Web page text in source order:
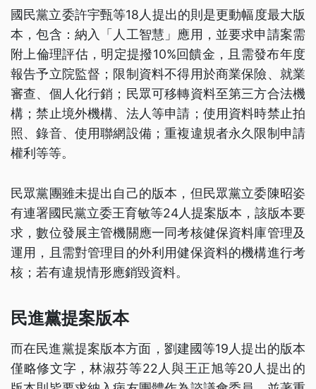
國民黨立委許宇甄等18人提出的則是更動幅度最大版
本，包含：納入「人工智慧」應用，並要求申請案需
附上倫理評估，明定提撥10%回饋金，且需發布年度
報告予立院監督；限制資料不得用於商業保險、就業
審查、個人化行銷；民眾可移轉資料至第三方合法機
構；禁止境外機構、法人等申請；使用資料時禁止拍
照、錄音、使用聯網設備；重複違規者永久限制申請
權利等等。
民眾黨團雖未提出自己的版本，但民眾黨立委陳昭姿
有連署國民黨立委王育敏等24人提案版本，該版本要
求，數位發展主管機關應一同考核健保資料庫管理及
運用，且需對管理目的外利用健保資料的機構進行考
核；若有違規情形應銷毀資料。
民進黨提案版本
而在民進黨提案版本方面，劉建國等19人提出的版本
僅略修文字，林淑芬等22人與王正旭等20人提出的